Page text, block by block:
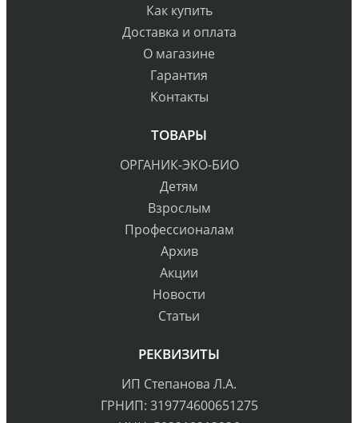
Как купить
Доставка и оплата
О магазине
Гарантия
Контакты
ТОВАРЫ
ОРГАНИК-ЭКО-БИО
Детям
Взрослым
Профессионалам
Архив
Акции
Новости
Статьи
РЕКВИЗИТЫ
ИП Степанова Л.А.
ГРНИП: 319774600651275